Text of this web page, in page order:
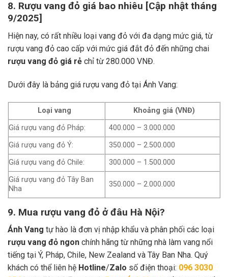
8. Rượu vang đỏ giá bao nhiêu [Cập nhật tháng
9/2025]
Hiện nay, có rất nhiều loại vang đỏ với đa dạng mức giá, từ
rượu vang đỏ cao cấp với mức giá đắt đỏ đến những chai
rượu vang đỏ giá rẻ chỉ từ 280.000 VNĐ.
Dưới đây là bảng giá rượu vang đỏ tại Ánh Vang:
Loại vang
Khoảng giá (VNĐ)
Giá rượu vang đỏ Pháp:
400.000 – 3.000.000
Giá rượu vang đỏ Ý:
350.000 – 2.500.000
Giá rượu vang đỏ Chile:
300.000 – 1.500.000
Giá rượu vang đỏ Tây Ban
Nha
350.000 – 2.000.000
9. Mua rượu vang đỏ ở đâu Hà Nội?
Ánh Vang tự hào là đơn vị nhập khẩu và phân phối các loại
rượu vang đỏ ngon chính hãng từ những nhà làm vang nổi
tiếng tại Ý, Pháp, Chile, New Zealand và Tây Ban Nha. Quý
khách có thể liên hệ Hotline/Zalo số điện thoại: 096 3030